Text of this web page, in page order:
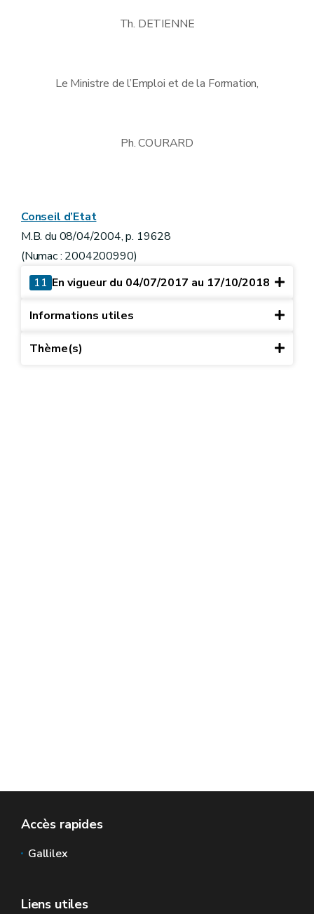
Th. DETIENNE
Le Ministre de l’Emploi et de la Formation,
Ph. COURARD
Conseil d’Etat
M.B. du 08/04/2004, p. 19628
(Numac : 2004200990)
11 En vigueur du 04/07/2017 au 17/10/2018
Informations utiles
Thème(s)
Accès rapides
Gallilex
Liens utiles